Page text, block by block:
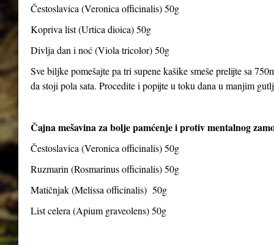
Čestoslavica (Veronica officinalis) 50g
Kopriva list (Urtica dioica) 50g
Divlja dan i noć (Viola tricolor) 50g
Sve biljke pomešajte pa tri supene kašike smeše prelijte sa
da stoji pola sata. Procedite i popijte u toku dana u manjim
Čajna mešavina za bolje pamćenje i protiv mentalnog
Čestoslavica (Veronica officinalis) 50g
Ruzmarin (Rosmarinus officinalis) 50g
Matičnjak (Melissa officinalis) 50g
List celera (Apium graveolens) 50g